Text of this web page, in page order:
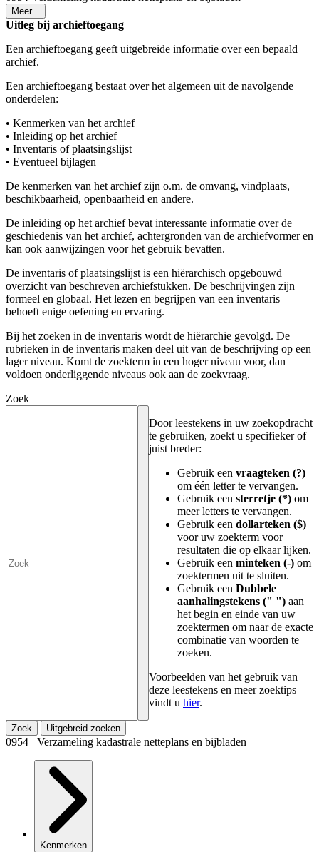
Meer...
Uitleg bij archieftoegang
Een archieftoegang geeft uitgebreide informatie over een bepaald
archief.
Een archieftoegang bestaat over het algemeen uit de navolgende
onderdelen:
• Kenmerken van het archief
• Inleiding op het archief
• Inventaris of plaatsingslijst
• Eventueel bijlagen
De kenmerken van het archief zijn o.m. de omvang, vindplaats,
beschikbaarheid, openbaarheid en andere.
De inleiding op het archief bevat interessante informatie over de
geschiedenis van het archief, achtergronden van de archiefvormer en
kan ook aanwijzingen voor het gebruik bevatten.
De inventaris of plaatsingslijst is een hiërarchisch opgebouwd
overzicht van beschreven archiefstukken. De beschrijvingen zijn
formeel en globaal. Het lezen en begrijpen van een inventaris
behoeft enige oefening en ervaring.
Bij het zoeken in de inventaris wordt de hiërarchie gevolgd. De
rubrieken in de inventaris maken deel uit van de beschrijving op een
lager niveau. Komt de zoekterm in een hoger niveau voor, dan
voldoen onderliggende niveaus ook aan de zoekvraag.
Zoek
Door leestekens in uw zoekopdracht
te gebruiken, zoekt u specifieker of
juist breder:
Gebruik een vraagteken (?)
om één letter te vervangen.
Gebruik een sterretje (*) om
meer letters te vervangen.
Gebruik een dollarteken ($)
voor uw zoekterm voor
resultaten die op elkaar lijken.
Gebruik een minteken (-) om
zoektermen uit te sluiten.
Gebruik een Dubbele
aanhalingstekens (" ") aan
het begin en einde van uw
zoektermen om naar de exacte
combinatie van woorden te
zoeken.
Voorbeelden van het gebruik van
deze leestekens en meer zoektips
vindt u hier.
Zoek Uitgebreid zoeken
0954 Verzameling kadastrale netteplans en bijbladen
Kenmerken